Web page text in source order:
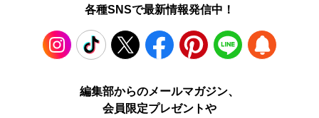
各種SNSで最新情報発信中！
TikTok Facebook Pinterest LINE
編集部からのメールマガジン、
会員限定プレゼントや